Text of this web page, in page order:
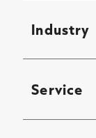
Industry
Service